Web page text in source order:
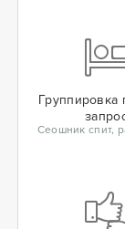
Группировка
Сеошник спит,